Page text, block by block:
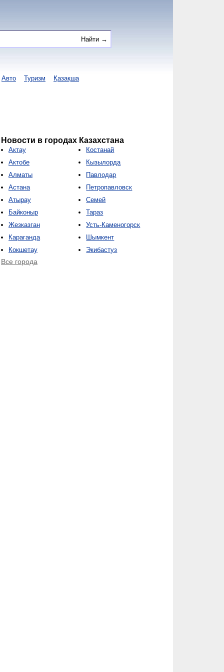
Авто Туризм Қазақша
Новости в городах Казахстана
Актау
Актобе
Алматы
Астана
Атырау
Байконыр
Жезказган
Караганда
Кокшетау
Костанай
Кызылорда
Павлодар
Петропавловск
Семей
Тараз
Усть-Каменогорск
Шымкент
Экибастуз
Все города